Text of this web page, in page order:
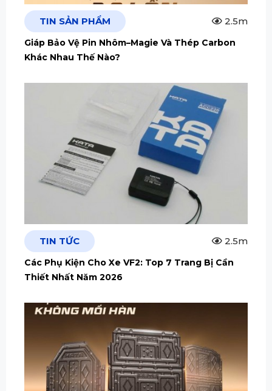
TIN SẢN PHẨM 2.5m
Giáp Bảo Vệ Pin Nhôm–Magie Và Thép Carbon
Khác Nhau Thế Nào?
TIN TỨC 2.5m
Các Phụ Kiện Cho Xe VF2: Top 7 Trang Bị Cần
Thiết Nhất Năm 2026